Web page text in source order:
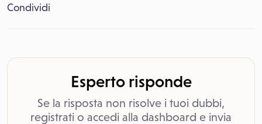
Condividi
Esperto risponde
Se la risposta non risolve i tuoi dubbi,
registrati o accedi alla dashboard e invia